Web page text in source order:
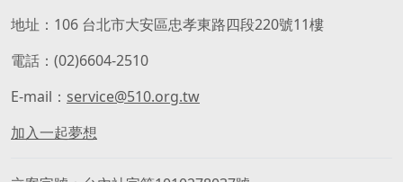
地址：106 台北市大安區忠孝東路四段220號11樓
電話：(02)6604-2510
E-mail： service@510.org.tw
加入一起夢想